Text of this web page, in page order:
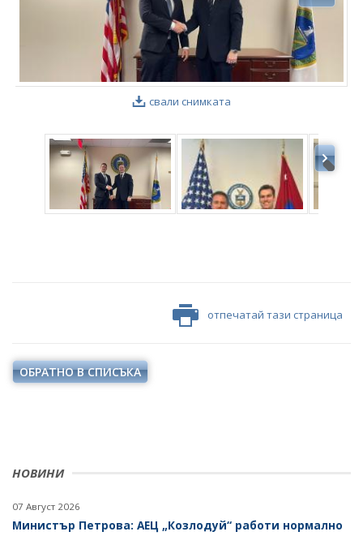
НОВИНИ
07 Август 2026
Министър Петрова: АЕЦ „Козлодуй“ работи нормално
свали снимката
отпечатай тази страница
ОБРАТНО В СПИСЪКА